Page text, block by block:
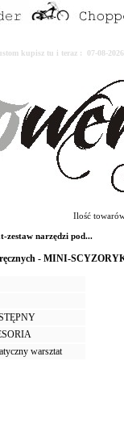
kupisz tu i teraz : 07-08-
Ilość
zestaw narzędzi pod...
- MINI-
warsztat